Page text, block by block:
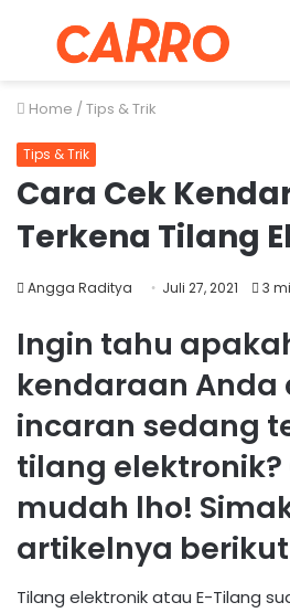
Menu
Home /Tips & Trik
Tips & Trik
Cara Cek
Terkena Tilang
Angga Raditya Juli 27, 2021 3
Ingin tahu
kendaraan Anda
incaran sedang
tilang
mudah lho!
artikelnya
Tilang elektronik atau E-Tilang